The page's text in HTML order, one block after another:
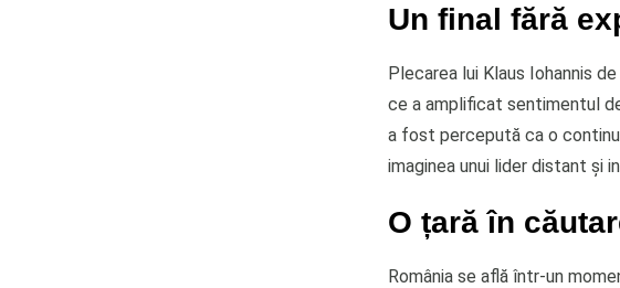
Un final fără
Plecarea lui Klaus Iohannis
ce a amplificat sentimentul
a fost percepută ca o
imaginea unui lider distant și
O țară în
România se află într-un